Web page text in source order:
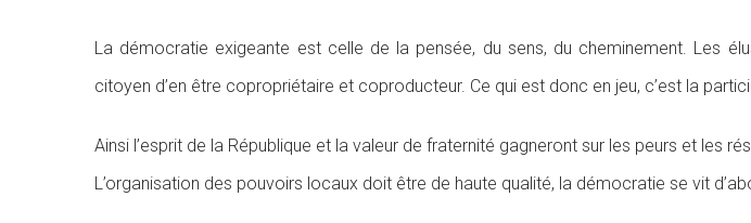
La démocratie exigeante est celle de la pensée, du sens, du cheminement. Les
citoyen d’en être copropriétaire et coproducteur. Ce qui est donc en jeu, c’est la
Ainsi l’esprit de la République et la valeur de fraternité gagneront sur les peurs et les
L’organisation des pouvoirs locaux doit être de haute qualité, la démocratie se vit